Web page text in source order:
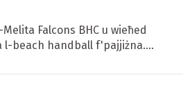
Falcons BHC u wieħed
l-beach handball f'pajjiżna.